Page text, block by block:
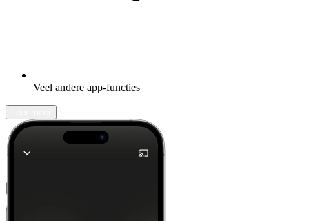
Veel andere app-functies